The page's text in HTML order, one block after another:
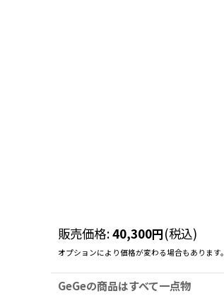
販売価格:40,300円(税込)
オプションにより価格が変わる場合もあります。
GeGeの商品はすべて一点物